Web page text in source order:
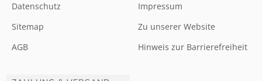
Datenschutz
Sitemap
AGB
Impressum
Zu unserer Website
Hinweis zur Barrierefreiheit